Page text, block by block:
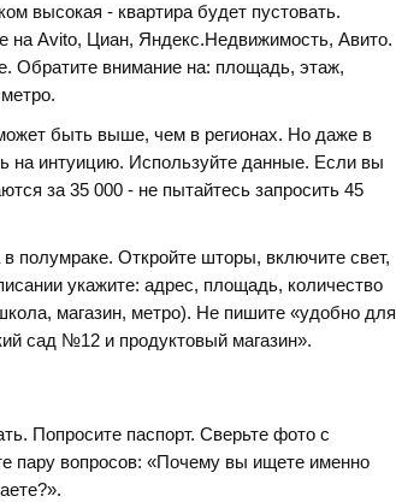
высокая - квартира будет пустовать.
на Avito, Циан, Яндекс.Недвижимость, Авито.
Обратите внимание на: площадь, этаж,
быть выше, чем в регионах. Но даже в
на интуицию. Используйте данные. Если вы
за 35 000 - не пытайтесь запросить 45
полумраке. Откройте шторы, включите свет,
укажите: адрес, площадь, количество
магазин, метро). Не пишите «удобно для
сад №12 и продуктовый магазин».
Попросите паспорт. Сверьте фото с
пару вопросов: «Почему вы ищете именно